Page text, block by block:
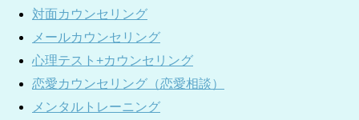
対面カウンセリング
メールカウンセリング
心理テスト+カウンセリング
恋愛カウンセリング（恋愛相談）
メンタルトレーニング